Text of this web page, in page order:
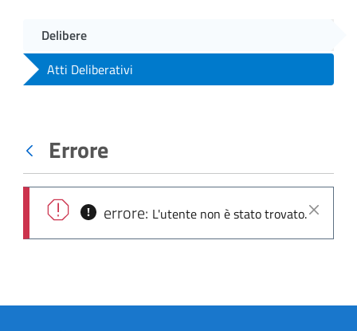
Delibere
Atti Deliberativi
Indietro
Errore
Chiudi
errore: L'utente non è stato trovato.